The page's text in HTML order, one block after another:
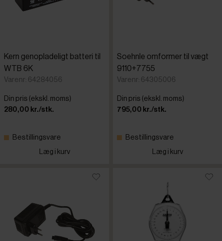
Kern genopladeligt batteri til
WTB 6K
Varenr: 64284056
Din pris (ekskl. moms)
280,00 kr./stk.
Bestillingsvare
Læg i kurv
Soehnle omformer til vægt
9110+7755
Varenr: 64305006
Din pris (ekskl. moms)
795,00 kr./stk.
Bestillingsvare
Læg i kurv